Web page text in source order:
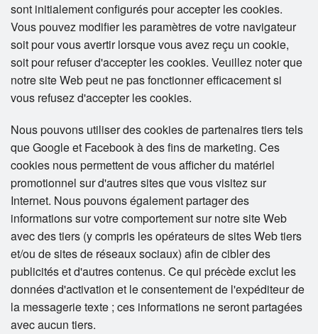
sont initialement configurés pour accepter les cookies.
Vous pouvez modifier les paramètres de votre navigateur
soit pour vous avertir lorsque vous avez reçu un cookie,
soit pour refuser d'accepter les cookies. Veuillez noter que
notre site Web peut ne pas fonctionner efficacement si
vous refusez d'accepter les cookies.
Nous pouvons utiliser des cookies de partenaires tiers tels
que Google et Facebook à des fins de marketing. Ces
cookies nous permettent de vous afficher du matériel
promotionnel sur d'autres sites que vous visitez sur
Internet. Nous pouvons également partager des
informations sur votre comportement sur notre site Web
avec des tiers (y compris les opérateurs de sites Web tiers
et/ou de sites de réseaux sociaux) afin de cibler des
publicités et d'autres contenus. Ce qui précède exclut les
données d'activation et le consentement de l'expéditeur de
la messagerie texte ; ces informations ne seront partagées
avec aucun tiers.